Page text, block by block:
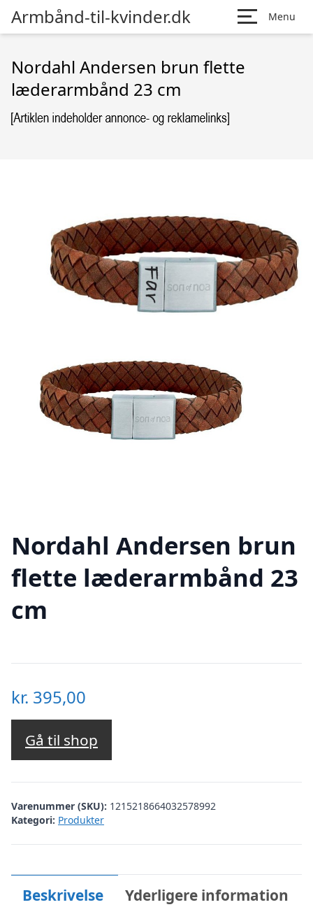
Armbånd-til-kvinder.dk Menu
Nordahl Andersen brun flette
læderarmbånd 23 cm
Nordahl Andersen brun
flette læderarmbånd 23
cm
kr. 395,00
Gå til shop
Varenummer (SKU): 1215218664032578992
Kategori: Produkter
Beskrivelse Yderligere information